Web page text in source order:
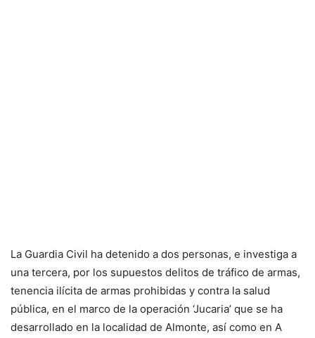
La Guardia Civil ha detenido a dos personas, e investiga a
una tercera, por los supuestos delitos de tráfico de armas,
tenencia ilícita de armas prohibidas y contra la salud
pública, en el marco de la operación ‘Jucaria’ que se ha
desarrollado en la localidad de Almonte, así como en A